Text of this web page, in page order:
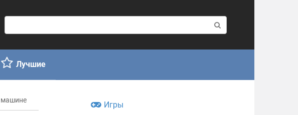
о
с
к
:
Лучшие
машине Игры